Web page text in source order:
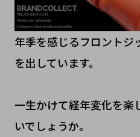
年季を感じるフロントジ
を出しています。
一生かけて経年変化を楽
いでしょうか。